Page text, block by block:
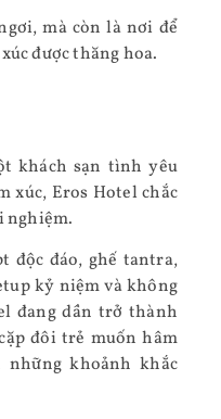
mà còn là nơi để
được thăng hoa.
khách sạn tình yêu
xúc, Eros Hotel chắc
nghiệm.
độc đáo, ghế tantra,
kỷ niệm và không
đang dần trở thành
đôi trẻ muốn hâm
khoảnh khắc